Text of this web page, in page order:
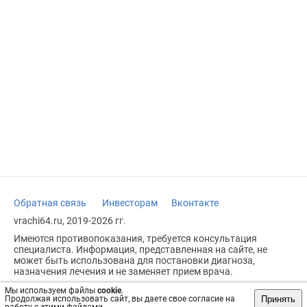
Мы используем файлы cookie.
Продолжая использовать сайт, вы даете свое согласие на
Принять
Обратная связь Инвесторам
Вконтакте
vrachi64.ru, 2019-2026 гг.
Имеются противопоказания, требуется консультация
специалиста. Информация, представленная на сайте, не
может быть использована для постановки диагноза,
назначения лечения и не заменяет прием врача.
Возрастное ограничение: 18+